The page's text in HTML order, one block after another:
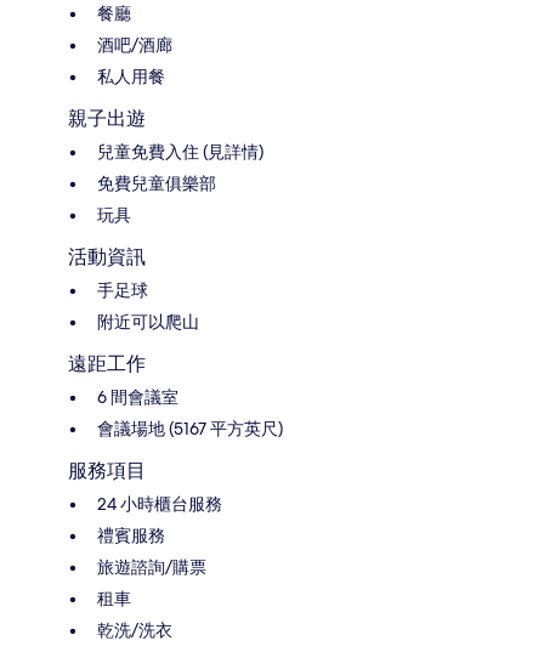
餐廳
酒吧/酒廊
私人用餐
親子出遊
兒童免費入住 (見詳情)
免費兒童俱樂部
玩具
活動資訊
手足球
附近可以爬山
遠距工作
6 間會議室
會議場地 (5167 平方英尺)
服務項目
24 小時櫃台服務
禮賓服務
旅遊諮詢/購票
租車
乾洗/洗衣